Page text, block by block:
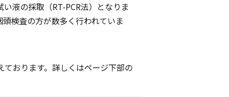
液の採取（RT-PCR法）となりま
検査の方が数多く行われていま
おります。詳しくはページ下部の